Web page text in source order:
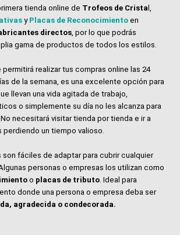
tienda online de Trofeos de Crista l,
y Placas de Reconocimiento en
directos, por lo que podrás
gama de productos de todos los estilos.
realizar tus compras online las 24
de la semana, es una excelente opción para
llevan una vida agitada de trabajo,
o simplemente su día no les alcanza para
necesitará visitar tienda por tienda e ir a
perdiendo un tiempo valioso.
fáciles de adaptar para cubrir cualquier
personas o empresas los utilizan como
o placas de tributo. Ideal para
donde una persona o empresa deba ser
agradecida o condecorada.